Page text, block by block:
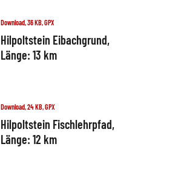
Download, 36 KB, GPX
Hilpoltstein Eibachgrund,
Länge: 13 km
Download, 24 KB, GPX
Hilpoltstein Fischlehrpfad,
Länge: 12 km